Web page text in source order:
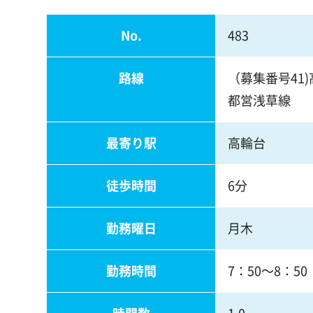
No. 483
路線
（募集番号
都営浅草線
最寄り駅 高輪台
徒歩時間 6分
勤務曜日 月木
勤務時間 7：50～8：50